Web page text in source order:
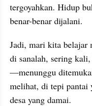
tergoyahkan. Hidup
benar-benar dijalani.
Jadi, mari kita belajar
di sanalah, sering
—menunggu
melihat, di tepi pantai
desa yang damai.